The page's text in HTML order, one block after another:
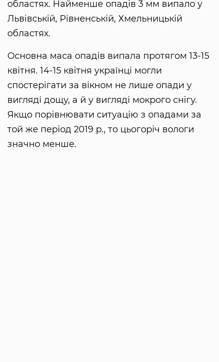
областях. Найменше опадів 3 мм випало у
Львівській, Рівненській, Хмельницькій
областях.
Основна маса опадів випала протягом 13-15
квітня. 14-15 квітня українці могли
спостерігати за вікном не лише опади у
вигляді дощу, а й у вигляді мокрого снігу.
Якщо порівнювати ситуацію з опадами за
той же період 2019 р., то цьогоріч вологи
значно менше.